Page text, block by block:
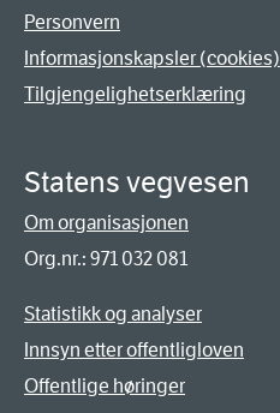
Personvern
Informasjonskapsler (cookies)
Tilgjengelighetserklæring
Statens vegvesen
Om organisasjonen
Org.nr.: 971 032 081
Statistikk og analyser
Innsyn etter offentligloven
Offentlige høringer